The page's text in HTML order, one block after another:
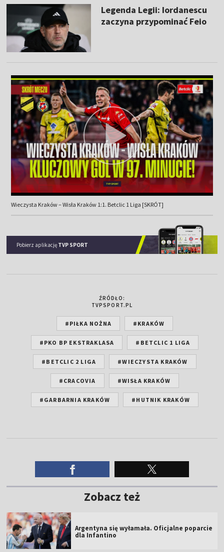
Legenda Legii: Iordanescu
zaczyna przypominać Feio
Wieczysta Kraków – Wisła Kraków 1:1. Betclic 1 Liga [SKRÓT]
Pobierz aplikację TVP SPORT
ŹRÓDŁO:
TVPSPORT.PL
#PIŁKA NOŻNA #KRAKÓW
#PKO BP EKSTRAKLASA #BETCLIC 1 LIGA
#BETCLIC 2 LIGA #WIECZYSTA KRAKÓW
#CRACOVIA #WISŁA KRAKÓW
#GARBARNIA KRAKÓW #HUTNIK KRAKÓW
Zobacz też
Argentyna się wyłamała. Oficjalne poparcie
dla Infantino